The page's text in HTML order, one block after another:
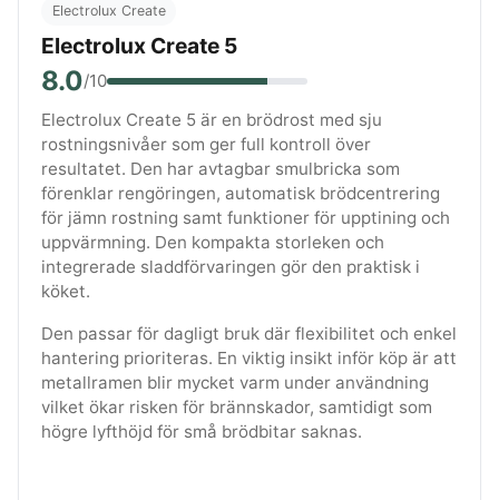
Electrolux Create
Electrolux Create 5
8.0/10
Electrolux Create 5 är en brödrost med sju
rostningsnivåer som ger full kontroll över
resultatet. Den har avtagbar smulbricka som
förenklar rengöringen, automatisk brödcentrering
för jämn rostning samt funktioner för upptining och
uppvärmning. Den kompakta storleken och
integrerade sladdförvaringen gör den praktisk i
köket.
Den passar för dagligt bruk där flexibilitet och enkel
hantering prioriteras. En viktig insikt inför köp är att
metallramen blir mycket varm under användning
vilket ökar risken för brännskador, samtidigt som
högre lyfthöjd för små brödbitar saknas.